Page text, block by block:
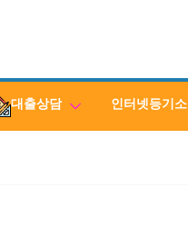
대출상담 인터넷등기소